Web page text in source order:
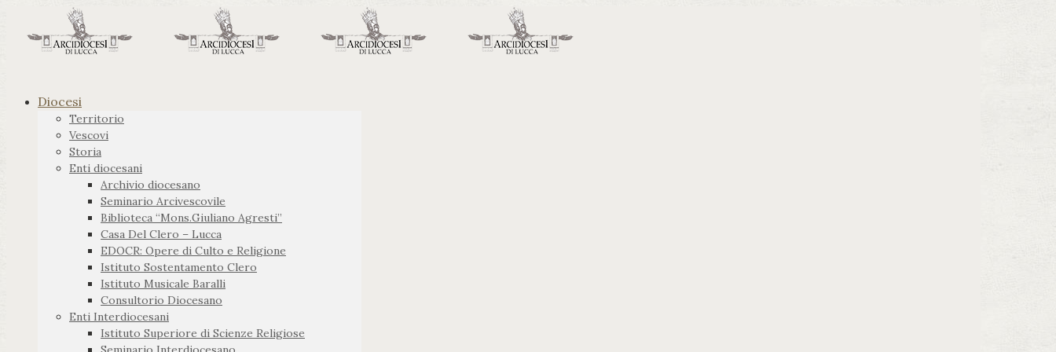
Diocesi
Territorio
Vescovi
Storia
Enti diocesani
Archivio diocesano
Seminario Arcivescovile
Biblioteca “Mons.Giuliano Agresti”
Casa Del Clero – Lucca
EDOCR: Opere di Culto e Religione
Istituto Sostentamento Clero
Istituto Musicale Baralli
Consultorio Diocesano
Enti Interdiocesani
Istituto Superiore di Scienze Religiose